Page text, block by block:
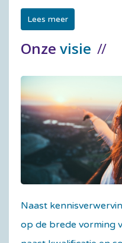
Lees meer
Onze visie
Naast
op de brede vorming